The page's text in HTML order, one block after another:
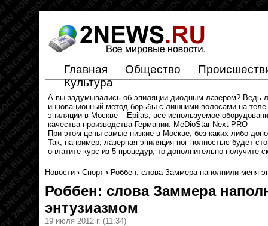
Главная Общество
Культура
А вы задумывались об эпиляции диодным лазером? Ведь
инновационный метод борьбы с лишними волосами на
эпиляции в Москве – Epilas, всё используемое
качества производства Германии: MeDioStar Next PRO
При этом цены самые низкие в Москве, без каких-либо
Так, например, лазерная эпиляция ног полностью будет
оплатите курс из 5 процедур, то дополнительно получите
Новости › Спорт › Роббен: слова Заммера наполнили меня
Роббен: слова Заммера
энтузиазмом
19 июля 2012 г. (11:34)